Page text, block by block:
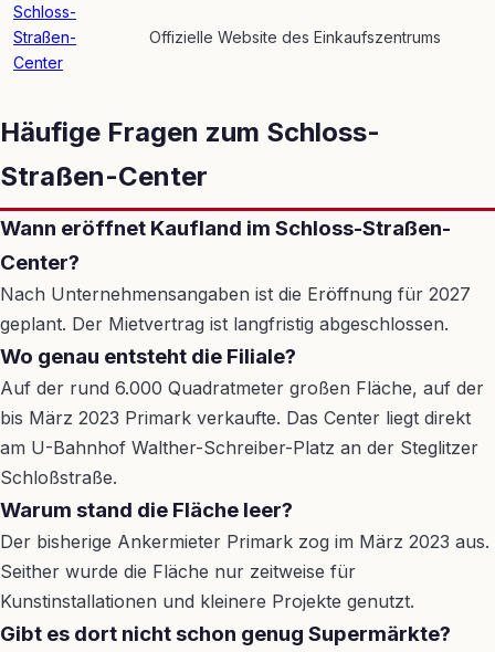
Schloss-
Straßen-
Center
Offizielle Website des Einkaufszentrums
Häufige Fragen zum Schloss-
Straßen-Center
Wann eröffnet Kaufland im Schloss-Straßen-
Center?
Nach Unternehmensangaben ist die Eröffnung für 2027
geplant. Der Mietvertrag ist langfristig abgeschlossen.
Wo genau entsteht die Filiale?
Auf der rund 6.000 Quadratmeter großen Fläche, auf der
bis März 2023 Primark verkaufte. Das Center liegt direkt
am U-Bahnhof Walther-Schreiber-Platz an der Steglitzer
Schloßstraße.
Warum stand die Fläche leer?
Der bisherige Ankermieter Primark zog im März 2023 aus.
Seither wurde die Fläche nur zeitweise für
Kunstinstallationen und kleinere Projekte genutzt.
Gibt es dort nicht schon genug Supermärkte?